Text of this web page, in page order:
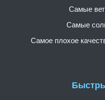
Самые
Самые
Самое плохое